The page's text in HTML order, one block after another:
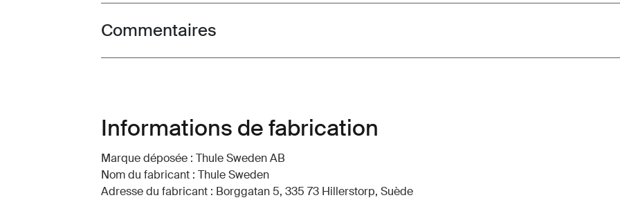
Toggle overview
Commentaires
Informations de fabrication
Marque déposée : Thule Sweden AB
Nom du fabricant : Thule Sweden
Adresse du fabricant : Borggatan 5, 335 73 Hillerstorp, Suède